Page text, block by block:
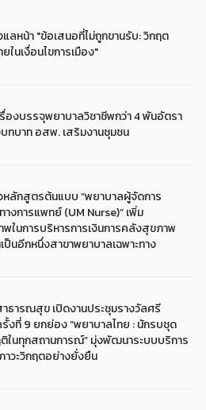
ลหน้า "ข้อเสนอที่ไม่ถูกขานรับ: วิกฤต
ในเงื่อนไขการเมือง"
รื่องบรรจุพยาบาลวิชาชีพกว่า 4 พันอัตรา
ทบาท อสพ. เสริมงานชุมชน
หลักสูตรต้นแบบ “พยาบาลผู้จัดการ
งการแพทย์ (UM Nurse)” เพิ่ม
พในการบริหารการเงินการคลังสุขภาพ
นอีกหนึ่งสาขาพยาบาลเฉพาะทาง
ธารณสุข เปิดงานประชุมรางวัลศรี
งที่ 9 ยกย่อง “พยาบาลไทย : นักรบชุด
ติในทุกสถานการณ์” มุ่งพัฒนาระบบบริการ
าวะวิกฤตอย่างยั่งยืน